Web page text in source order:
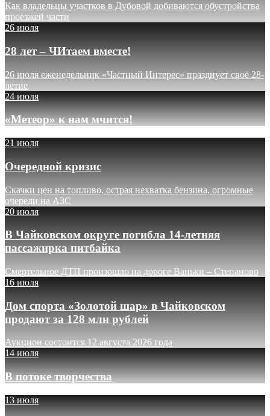
Как владельцы участков в Дубовой добиваются обустройства
проезжей части
26 июля
28 лет – ЧИтаем вместе!
26 июля еженедельник «Частный Интерес» празднует своё 28-
летие
24 июля
«Метеор» к нам мчится!
21 июля
Очередной кризис
Скачки цен на топливо, острая нехватка бензина, огромные
очереди на АЗС
20 июля
В Чайковском округе погибла 14-летняя
пассажирка питбайка
Смертельное ДТП произошло на дороге Ваньки – Степаново
16 июля
Дом спорта «Золотой шар» в Чайковском
продают за 128 млн рублей
Аукцион состоится 12 августа 2026 года
14 июля
В потоке творчества
13 июля